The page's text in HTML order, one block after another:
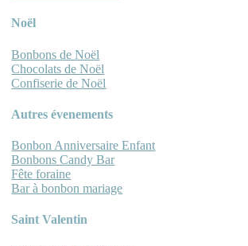
Noël
Bonbons de Noël
Chocolats de Noël
Confiserie de Noël
Autres évenements
Bonbon Anniversaire Enfant
Bonbons Candy Bar
Fête foraine
Bar à bonbon mariage
Saint Valentin